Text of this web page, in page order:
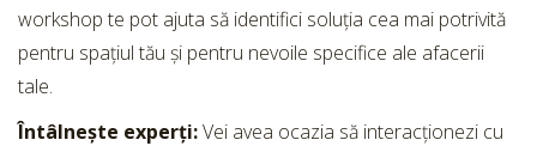
workshop te pot ajuta să identifici soluția cea mai potrivită
pentru spațiul tău și pentru nevoile specifice ale afacerii
tale.
Întâlnește experți:Vei avea ocazia să interacționezi cu